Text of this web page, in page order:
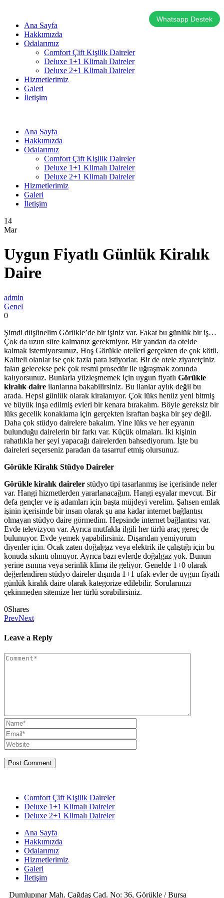
Whatsapp Destek
Ana Sayfa
Hakkımızda
Odalarımız
Comfort Çift Kişilik Daireler
Deluxe 1+1 Klimalı Daireler
Deluxe 2+1 Klimalı Daireler
Hizmetlerimiz
Galeri
İletişim
Ana Sayfa
Hakkımızda
Odalarımız
Comfort Çift Kişilik Daireler
Deluxe 1+1 Klimalı Daireler
Deluxe 2+1 Klimalı Daireler
Hizmetlerimiz
Galeri
İletişim
14
Mar
Uygun Fiyatlı Günlük Kiralık
Daire
admin
Genel
0
Şimdi düşünelim Görükle’de bir işiniz var. Fakat bu günlük bir iş…
Çok da uzun süre kalmanız gerekmiyor. Bir yandan da otelde
kalmak istemiyorsunuz. Hoş Görükle otelleri gerçekten de çok kötü.
Kaliteli olanlar ise çok fazla para istiyorlar. Bir de otele ziyaretçiniz
falan gelecekse pek çok resmi prosedür ile uğraşmak zorunda
kalıyorsunuz. Bunlarla yüzleşmemek için uygun fiyatlı Görükle
kiralık daire ilanlarına bakabilirsiniz. Bu ilanlar aylık değil bu
arada. Hepsi günlük olarak kiralanıyor. Çok lüks henüz yeni bitmiş
ve büyük inşa edilmiş evleri bir kenara bırakalım. Böyle gereksiz bir
lüks gecelik konaklama için gerçekten israftan başka bir şey değil.
Daha çok stüdyo dairelere bakalım. Yine lüks ve her eşyanın
bulunduğu dairelerin bir farkı var. Küçük olmaları. İki kişinin
rahatlıkla her şeyi yapacağı dairelerden bahsediyorum. İşte bu
daireleri seçerseniz paradan da tasarruf etmiş olursunuz.
Görükle Kiralık Stüdyo Daireler
Görükle kiralık daireler stüdyo tipi tasarlanmış ise içerisinde neler
var. Hangi hizmetlerden yararlanacağım. Hangi eşyalar mevcut. Bir
defa gençler ve iş adamları için başta müjdeyi verelim. Şahsen emlak
işinin içerisinde bir insan olarak şu ana kadar internet bağlantısı
olmayan stüdyo daire görmedim. Hepsinde internet bağlantısı var.
Evde televizyon var. Ayrıca mutfakla ilgili her türlü araç gereç de
bulunuyor. Evde yemek yapabilirsiniz. Dışarıdan yemiyorum
diyenler için. Ocak zaten doğalgaz veya elektrik ile çalıştığı için bu
konuda sıkıntı olmuyor. Ayrıca bazı evlerde doğalgaz yok. Bunun
yerine ısınma veya serinlik klima ile geliyor. Genelde 1+0 olarak
değerlendiren stüdyo daireler dışında 1+1 ufak evler de uygun fiyatlı
günlük kiralık daire olarak kategorize edilebilir. Sorularınızı
çekinmeden sitemize her türlü sorabilirsiniz.
0Shares
PrevNext
Leave a Reply
Comfort Çift Kişilik Daireler
Deluxe 1+1 Klimalı Daireler
Deluxe 2+1 Klimalı Daireler
Ana Sayfa
Hakkımızda
Odalarımız
Hizmetlerimiz
Galeri
İletişim
Dumlupınar Mah. Çağdaş Cad. No: 36, Görükle / Bursa